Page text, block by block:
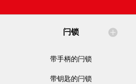
闩锁
带手柄的闩锁
带钥匙的闩锁